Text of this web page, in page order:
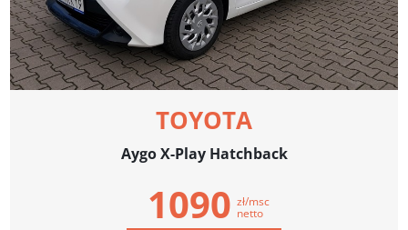
TOYOTA
Aygo X-Play Hatchback
1090 zł/msc
netto